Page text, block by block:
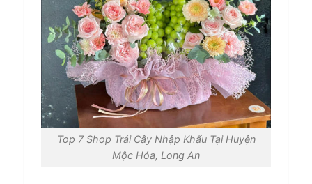
Top 7 Shop Trái Cây Nhập Khẩu Tại Huyện
Mộc Hóa, Long An